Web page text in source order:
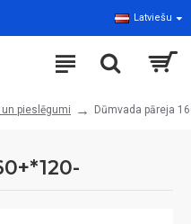
Latviešu
un pieslēgumi Dūmvada pāreja